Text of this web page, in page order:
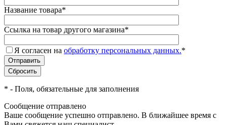
Название товара*
Ссылка на товар другого магазина*
Я согласен на обработку персональных данных.*
* - Поля, обязательные для заполнения
Сообщение отправлено
Ваше сообщение успешно отправлено. В ближайшее время с